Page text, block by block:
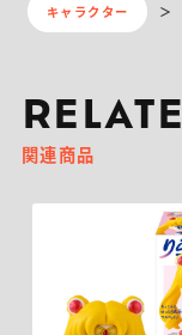
キャラクター
関連商品